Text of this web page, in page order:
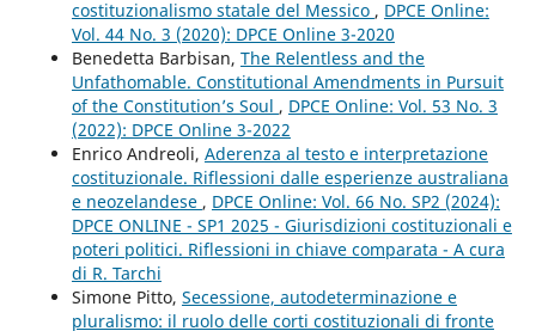
costituzionalismo statale del Messico , DPCE Online:
Vol. 44 No. 3 (2020): DPCE Online 3-2020
Benedetta Barbisan, The Relentless and the
Unfathomable. Constitutional Amendments in Pursuit
of the Constitution’s Soul , DPCE Online: Vol. 53 No. 3
(2022): DPCE Online 3-2022
Enrico Andreoli, Aderenza al testo e interpretazione
costituzionale. Riflessioni dalle esperienze australiana
e neozelandese , DPCE Online: Vol. 66 No. SP2 (2024):
DPCE ONLINE - SP1 2025 - Giurisdizioni costituzionali e
poteri politici. Riflessioni in chiave comparata - A cura
di R. Tarchi
Simone Pitto, Secessione, autodeterminazione e
pluralismo: il ruolo delle corti costituzionali di fronte